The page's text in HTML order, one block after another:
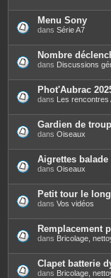
Menu Sony
dans Série A7
Nombre
dans Discussions
Phot'Aubrac
dans Les rencontres
Gardien de
dans Oiseaux
Aigrettes
dans Oiseaux
Petit tour le
dans Vos vidéos
Remplacement
dans Bricolage,
Clapet batterie
dans Bricolage,